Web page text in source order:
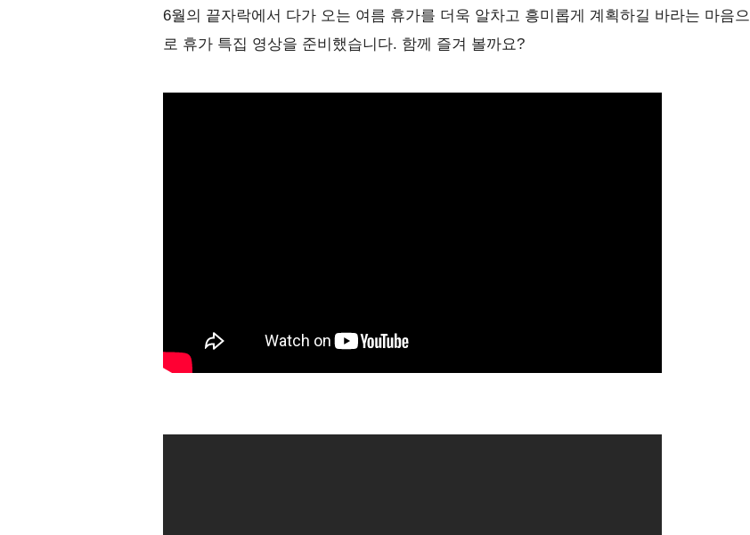
6월의 끝자락에서 다가 오는 여름 휴가를 더욱 알차고 흥미롭게 계획하길 바라는 마음으
로 휴가 특집 영상을 준비했습니다. 함께 즐겨 볼까요?